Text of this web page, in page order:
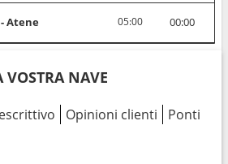
Atene 05:00 00:00
VOSTRA NAVE
Opinioni clienti Ponti